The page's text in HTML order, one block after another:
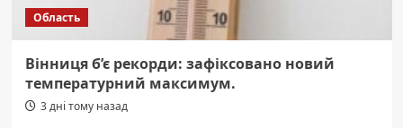
Область
Вінниця б’є рекорди: зафіксовано новий
температурний максимум.
3 дні тому назад